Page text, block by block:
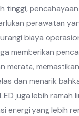
tinggi,
perawatan
biaya
memberikan
merata,
dan menarik
juga lebih ramah
energi yang lebih